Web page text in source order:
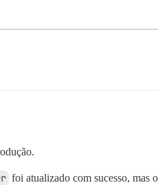
foi atualizado com sucesso, mas